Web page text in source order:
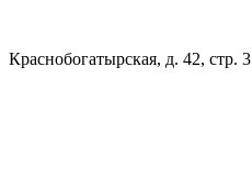
Краснобогатырская, д. 42, стр. 3